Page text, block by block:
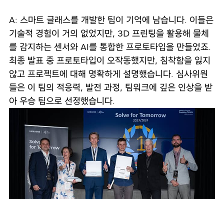
A: 스마트 글래스를 개발한 팀이 기억에 남습니다. 이들은
기술적 경험이 거의 없었지만, 3D 프린팅을 활용해 물체
를 감지하는 센서와 AI를 통합한 프로토타입을 만들었죠.
최종 발표 중 프로토타입이 오작동했지만, 침착함을 잃지
않고 프로젝트에 대해 명확하게 설명했습니다. 심사위원
들은 이 팀의 적응력, 발전 과정, 팀워크에 깊은 인상을 받
아 우승 팀으로 선정했습니다.